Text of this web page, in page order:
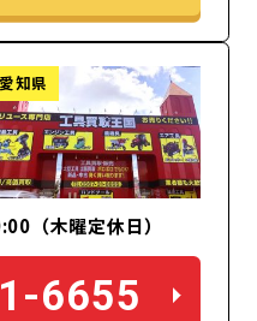
愛知県
（木曜定休日）
6655